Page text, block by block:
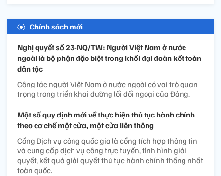
Chính sách mới
Nghị quyết số 23-NQ/TW: Người Việt Nam ở nước
ngoài là bộ phận đặc biệt trong khối đại đoàn kết toàn
dân tộc
Công tác người Việt Nam ở nước ngoài có vai trò quan
trọng trong triển khai đường lối đối ngoại của Đảng.
Một số quy định mới về thực hiện thủ tục hành chính
theo cơ chế một cửa, một cửa liên thông
Cổng Dịch vụ công quốc gia là cổng tích hợp thông tin
và cung cấp dịch vụ công trực tuyến, tình hình giải
quyết, kết quả giải quyết thủ tục hành chính thống nhất
toàn quốc.